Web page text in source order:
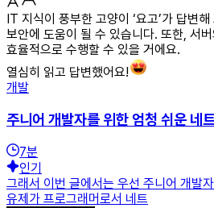
IT 지식이 풍부한 고양이 ‘요고’가 답변
보안에 도움이 될 수 있습니다. 또한, 서
효율적으로 수행할 수 있을 거에요.
열심히 읽고 답변했어요!
개발
주니어 개발자를 위한 엄청 쉬운 네
7분
인기
그래서 이번 글에서는 우선 주니어 개발
유제가 프로그래머로서 네트